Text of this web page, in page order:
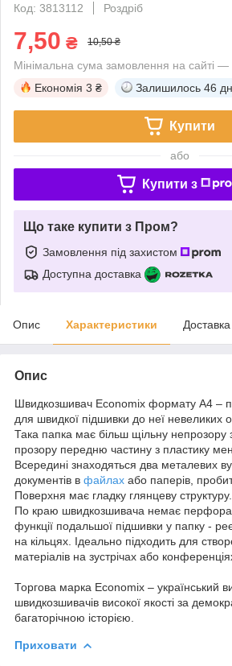
Код: 3813112
Роздріб
7,50 ₴ 10,50 ₴
Мінімальна сума замовлення на сайті
Економія 3 ₴ Залишилось 46
Купити
або
Купити з
Що таке купити з Пром?
Замовлення під захистом
Доступна доставка
Опис Характеристики Доставка
Опис
Швидкозшивач Economix формату А4 –
для швидкої підшивки до неї невеликих
Така папка має більш щільну непрозору
прозору передню частину з пластику
Всередині знаходяться два металевих
документів в файлах або паперів,
Поверхня має гладку глянцеву структуру.
По краю швидкозшивача немає
функції подальшої підшивки у папку -
на кільцях. Ідеально підходить для
матеріалів на зустрічах або
Торгова марка Economix – український
швидкозшивачів високої якості за
багаторічною історією.
Приховати